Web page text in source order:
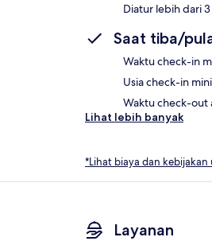
Diatur lebih dari
Saat tiba/
Waktu check-in
Usia check-in
Waktu check-out
Lihat lebih banyak
*Lihat biaya dan
Layanan